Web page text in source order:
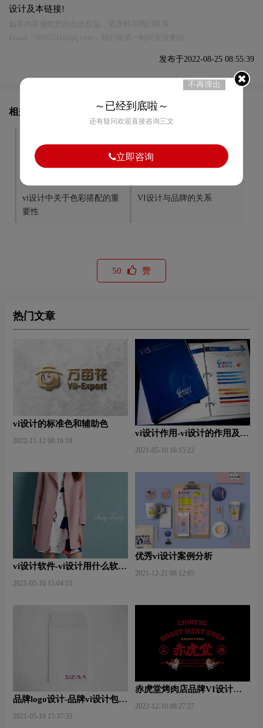
设计及本链接!
发布于2022-08-25 08:55:39
相关文章推荐
vi设计中关于色彩搭配的重
要性
VI设计与品牌的关系
50 赞
热门文章
vi设计的标准色和辅助色
2022-11-12 08:16:18
vi设计作用-vi设计的作用及意
2021-05-10 16:15:22
vi设计软件-vi设计用什么软件
2021-05-10 15:04:15
优秀vi设计案例分析
2021-12-21 08:12:05
品牌logo设计-品牌vi设计包括
2021-05-10 15:37:35
赤虎堂烤肉店品牌VI设计赏
2022-12-10 08:27:27
不再弹出
～已经到底啦～
还有疑问欢迎直接咨询三文
立即咨询